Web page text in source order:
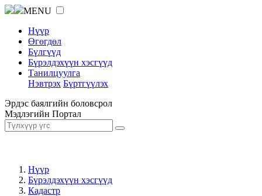
MENU
Нүүр
Өгөгдөл
Бүлгүүд
Бүрэлдэхүүн хэсгүүд
Танилцуулга
Нэвтрэх Бүртгүүлэх
Эрдэс баялгийн боловсрол
Мэдлэгийн Портал
Нүүр
Бүрэлдэхүүн хэсгүүд
Кадастр